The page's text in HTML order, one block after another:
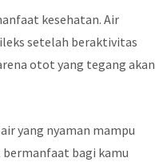
kesehatan. Air
setelah beraktivitas
otot yang tegang akan
yang nyaman mampu
bagi kamu